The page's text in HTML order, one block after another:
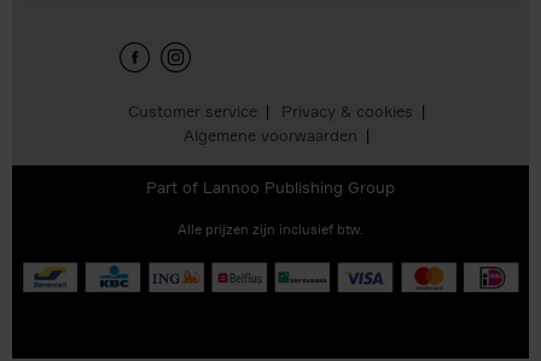
Customer service
Privacy & cookies
Algemene voorwaarden
Part of Lannoo Publishing Group
Alle prijzen zijn inclusief btw.